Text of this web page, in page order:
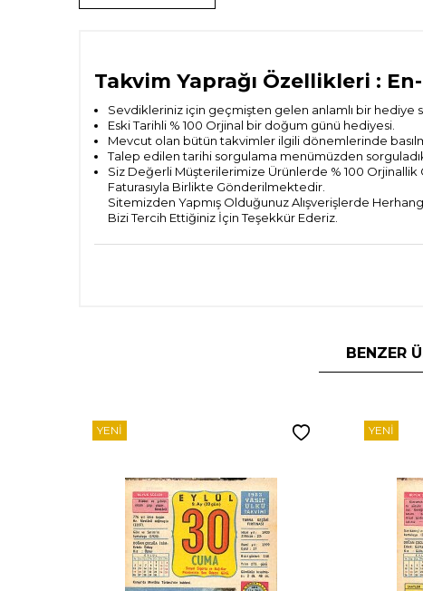
Takvim Yaprağı Özellikleri :
Sevdikleriniz için geçmişten gelen anlamlı bir hediye
Eski Tarihli % 100 Orjinal bir doğum günü hediyesi.
Mevcut olan bütün takvimler ilgili dönemlerinde
Talep edilen tarihi sorgulama menümüzden
Siz Değerli Müşterilerimize Ürünlerde % 100 Orjinallik
Faturasıyla Birlikte Gönderilmektedir.
Sitemizden Yapmış Olduğunuz Alışverişlerde
Bizi Tercih Ettiğiniz İçin Teşekkür Ederiz.
BENZER
YENI YENI